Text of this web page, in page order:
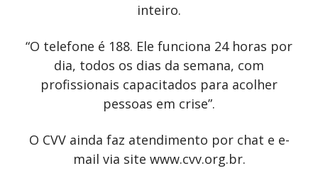
inteiro.
“O telefone é 188. Ele funciona 24 horas por
dia, todos os dias da semana, com
profissionais capacitados para acolher
pessoas em crise”.
O CVV ainda faz atendimento por chat e e-
mail via site www.cvv.org.br.